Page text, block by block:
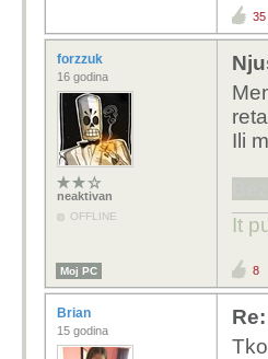
35
forzzuk
16 godina
neaktivan
OFFLINE
Ili
It
Moj PC 8
Brian
15 godina